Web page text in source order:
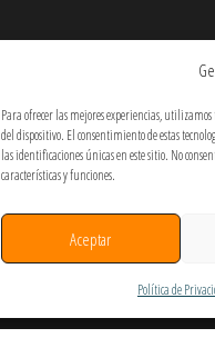
Para ofrecer las mejores experiencias,
del dispositivo. El consentimiento de estas
las identificaciones únicas en este sitio. No
características y funciones.
Aceptar
Política de